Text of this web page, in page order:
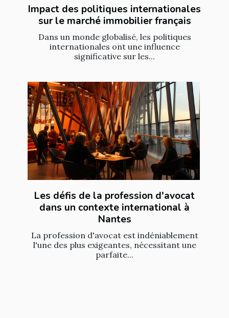
Impact des politiques internationales
sur le marché immobilier français
Dans un monde globalisé, les politiques
internationales ont une influence
significative sur les...
Les défis de la profession d'avocat
dans un contexte international à
Nantes
La profession d'avocat est indéniablement
l'une des plus exigeantes, nécessitant une
parfaite...